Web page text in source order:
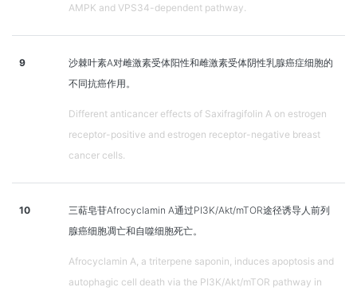
AMPK and VPS34-dependent pathway.
9
沙棘叶素A对雌激素受体阳性和雌激素受体阴性乳腺癌症细胞的
不同抗癌作用。
Different anticancer effects of Saxifragifolin A on estrogen
receptor-positive and estrogen receptor-negative breast
cancer cells.
10
三萜皂苷Afrocyclamin A通过PI3K/Akt/mTOR途径诱导人前列
腺癌细胞凋亡和自噬细胞死亡。
Afrocyclamin A, a triterpene saponin, induces apoptosis and
autophagic cell death via the PI3K/Akt/mTOR pathway in